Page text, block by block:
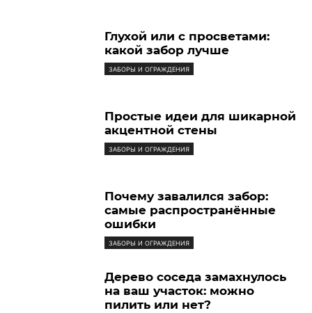
Глухой или с просветами:
какой забор лучше
ЗАБОРЫ И ОГРАЖДЕНИЯ
Простые идеи для шикарной
акцентной стены
ЗАБОРЫ И ОГРАЖДЕНИЯ
Почему завалился забор:
самые распространённые
ошибки
ЗАБОРЫ И ОГРАЖДЕНИЯ
Дерево соседа замахнулось
на ваш участок: можно
пилить или нет?